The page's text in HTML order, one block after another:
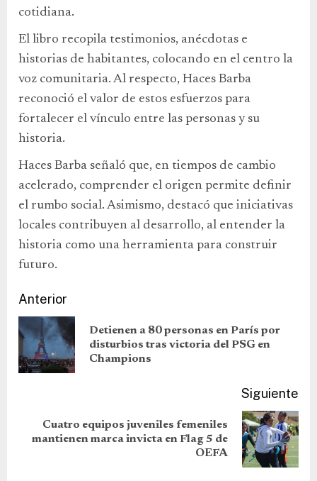
cotidiana.
El libro recopila testimonios, anécdotas e
historias de habitantes, colocando en el centro la
voz comunitaria. Al respecto, Haces Barba
reconoció el valor de estos esfuerzos para
fortalecer el vínculo entre las personas y su
historia.
Haces Barba señaló que, en tiempos de cambio
acelerado, comprender el origen permite definir
el rumbo social. Asimismo, destacó que iniciativas
locales contribuyen al desarrollo, al entender la
historia como una herramienta para construir
futuro.
Anterior
Detienen a 80 personas en París por
disturbios tras victoria del PSG en
Champions
Siguiente
Cuatro equipos juveniles femeniles
mantienen marca invicta en Flag 5 de
OEFA